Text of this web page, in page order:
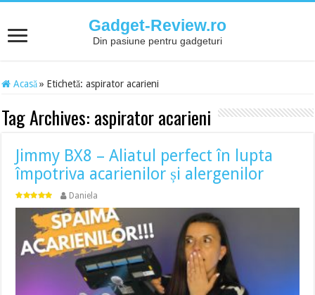
Gadget-Review.ro
Din pasiune pentru gadgeturi
Acasă » Etichetă:aspirator acarieni
Tag Archives: aspirator acarieni
Jimmy BX8 – Aliatul perfect în lupta
împotriva acarienilor și alergenilor
Daniela